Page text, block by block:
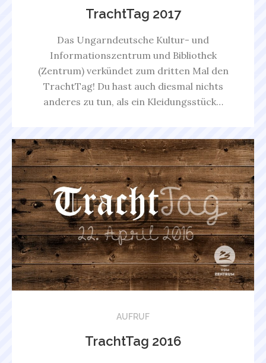
TrachtTag 2017
Das Ungarndeutsche Kultur- und
Informationszentrum und Bibliothek
(Zentrum) verkündet zum dritten Mal den
TrachtTag! Du hast auch diesmal nichts
anderes zu tun, als ein Kleidungsstück…
AUFRUF
TrachtTag 2016